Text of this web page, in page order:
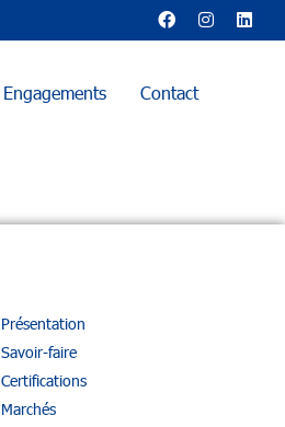
Engagements Contact
Présentation
Savoir-faire
Certifications
Marchés